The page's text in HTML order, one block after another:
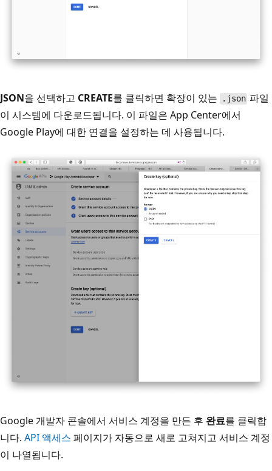
JSON을 선택하고 CREATE를 클릭하면 확장이 있는 .json 파일
이 시스템에 다운로드됩니다. 이 파일은 App Center에서
Google Play에 대한 연결을 설정하는 데 사용됩니다.
Google 개발자 콘솔에서 서비스 계정을 만든 후 완료를 클릭합
니다. API 액세스 페이지가 자동으로 새로 고쳐지고 서비스 계정
이 나열됩니다.